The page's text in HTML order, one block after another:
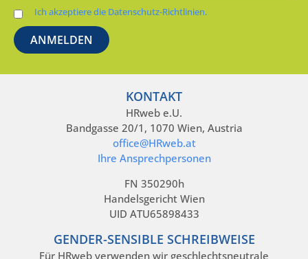
Ich akzeptiere die Datenschutz-Richtlinien.
KONTAKT
HRweb e.U.
Bandgasse 20/1, 1070 Wien, Austria
office@HRweb.at
Ihre Ansprechpersonen
FN 350290h
Handelsgericht Wien
UID ATU65898433
GENDER-SENSIBLE SCHREIBWEISE
Für HRweb verwenden wir geschlechtsneutrale